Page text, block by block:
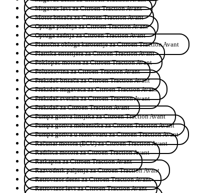
Migavac levi za Citroen Traction Avant
Motor brisača za Citroen Traction Avant
Opruga prednja za Citroen Traction Avant
Opruga zadnja za Citroen Traction Avant
Plastična obloga karoserije za Citroen Traction Avant
Plastika enterijera za Citroen Traction Avant
Poklopac motora za Citroen Traction Avant
Poluosovina za Citroen Traction Avant
Prekidač brisača za Citroen Traction Avant
Prekidač migavaca za Citroen Traction Avant
Prekidač svetala za Citroen Traction Avant
Prekidač za Citroen Traction Avant
Pumpa goriva linijska za Citroen Traction Avant
Pumpa goriva mehanička za Citroen Traction Avant
Pumpa goriva u rezervoaru za Citroen Traction Avant
Računar motora (ECU) za Citroen Traction Avant
Radilica motora za Citroen Traction Avant
Ratkapna za Citroen Traction Avant
Razvodnik paljenja za Citroen Traction Avant
Retrovizor desni za Citroen Traction Avant
Retrovizor levi za Citroen Traction Avant